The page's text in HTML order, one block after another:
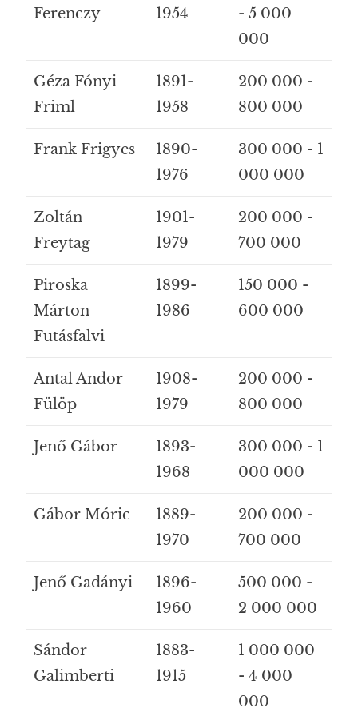
Ferenczy 1954
- 5 000
000
Géza Fónyi
Friml
1891-
1958
200 000 -
800 000
Frank Frigyes
1890-
1976
300 000 - 1
000 000
Zoltán
Freytag
1901-
1979
200 000 -
700 000
Piroska
Márton
Futásfalvi
1899-
1986
150 000 -
600 000
Antal Andor
Fülöp
1908-
1979
200 000 -
800 000
Jenő Gábor
1893-
1968
300 000 - 1
000 000
Gábor Móric
1889-
1970
200 000 -
700 000
Jenő Gadányi
1896-
1960
500 000 -
2 000 000
Sándor
Galimberti
1883-
1915
1 000 000
- 4 000
000